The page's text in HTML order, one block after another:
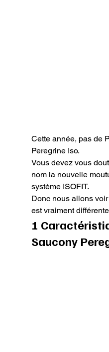
Cette année, pas de
Peregrine Iso.
Vous devez vous
nom la nouvelle
système ISOFIT.
Donc nous allons
est vraiment
1
Saucony